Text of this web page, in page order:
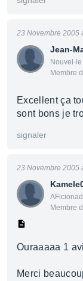
Jean-
Membre
23 Novembre 2005
Excellent ça
sont bons je
signaler
Membre
23 Novembre 2005
Ouraaaaa 1
Merci